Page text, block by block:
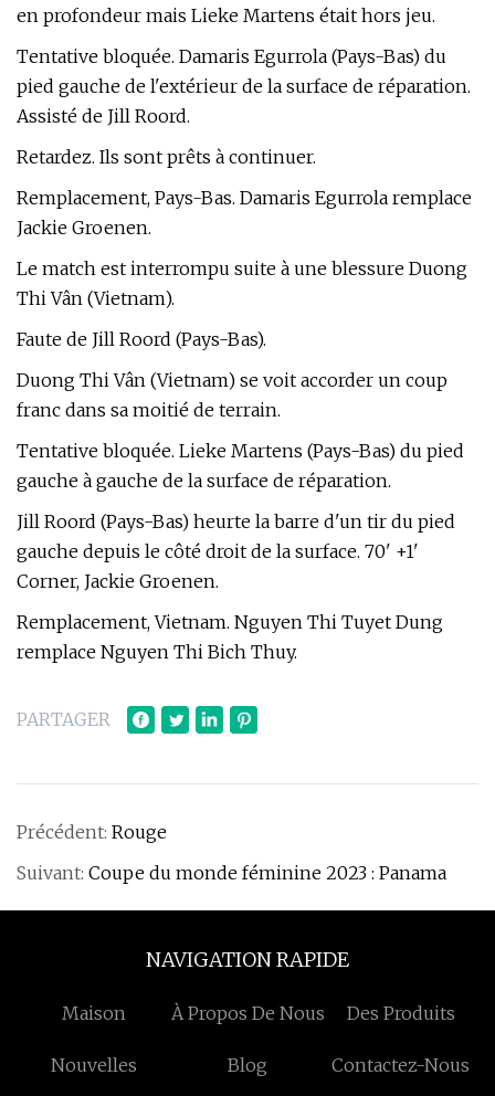
en profondeur mais Lieke Martens était hors jeu.
Tentative bloquée. Damaris Egurrola (Pays-Bas) du
pied gauche de l'extérieur de la surface de réparation.
Assisté de Jill Roord.
Retardez. Ils sont prêts à continuer.
Remplacement, Pays-Bas. Damaris Egurrola remplace
Jackie Groenen.
Le match est interrompu suite à une blessure Duong
Thi Vân (Vietnam).
Faute de Jill Roord (Pays-Bas).
Duong Thi Vân (Vietnam) se voit accorder un coup
franc dans sa moitié de terrain.
Tentative bloquée. Lieke Martens (Pays-Bas) du pied
gauche à gauche de la surface de réparation.
Jill Roord (Pays-Bas) heurte la barre d'un tir du pied
gauche depuis le côté droit de la surface. 70' +1'
Corner, Jackie Groenen.
Remplacement, Vietnam. Nguyen Thi Tuyet Dung
remplace Nguyen Thi Bich Thuy.
PARTAGER
Précédent: Rouge
Suivant: Coupe du monde féminine 2023 : Panama
NAVIGATION RAPIDE
Maison À Propos De Nous Des Produits
Nouvelles Blog Contactez-Nous